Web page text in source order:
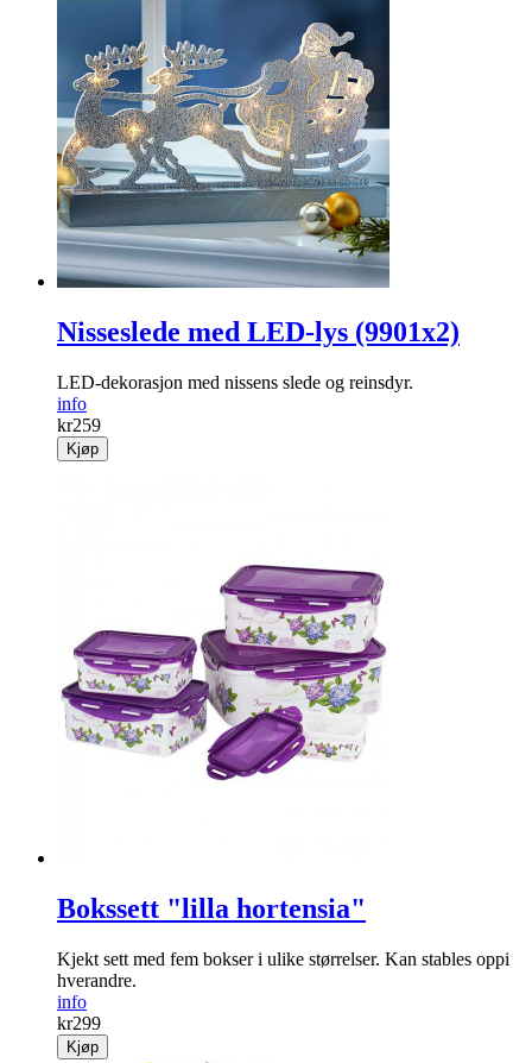
Nisseslede med LED-lys (9901x2)
LED-dekorasjon med nissens slede og reinsdyr.
info
kr259
Kjøp
Bokssett "lilla hortensia"
Kjekt sett med fem bokser i ulike størrelser. Kan stables oppi
hverandre.
info
kr299
Kjøp